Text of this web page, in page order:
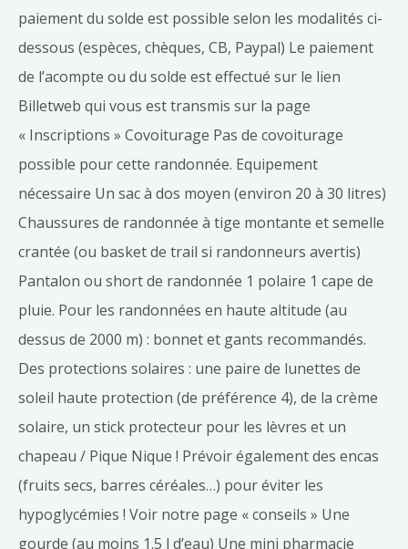
paiement du solde est possible selon les modalités ci-
dessous (espèces, chèques, CB, Paypal) Le paiement
de l’acompte ou du solde est effectué sur le lien
Billetweb qui vous est transmis sur la page
« Inscriptions » Covoiturage Pas de covoiturage
possible pour cette randonnée. Equipement
nécessaire Un sac à dos moyen (environ 20 à 30 litres)
Chaussures de randonnée à tige montante et semelle
crantée (ou basket de trail si randonneurs avertis)
Pantalon ou short de randonnée 1 polaire 1 cape de
pluie. Pour les randonnées en haute altitude (au
dessus de 2000 m) : bonnet et gants recommandés.
Des protections solaires : une paire de lunettes de
soleil haute protection (de préférence 4), de la crème
solaire, un stick protecteur pour les lèvres et un
chapeau / Pique Nique ! Prévoir également des encas
(fruits secs, barres céréales…) pour éviter les
hypoglycémies ! Voir notre page « conseils » Une
gourde (au moins 1.5 l d’eau) Une mini pharmacie